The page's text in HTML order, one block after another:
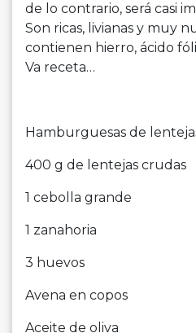
de lo contrario, será casi
Son ricas, livianas y muy
contienen hierro, ácido
Va receta…
Hamburguesas de
400 g de lentejas crudas
1 cebolla grande
1 zanahoria
3 huevos
Avena en copos
Aceite de oliva